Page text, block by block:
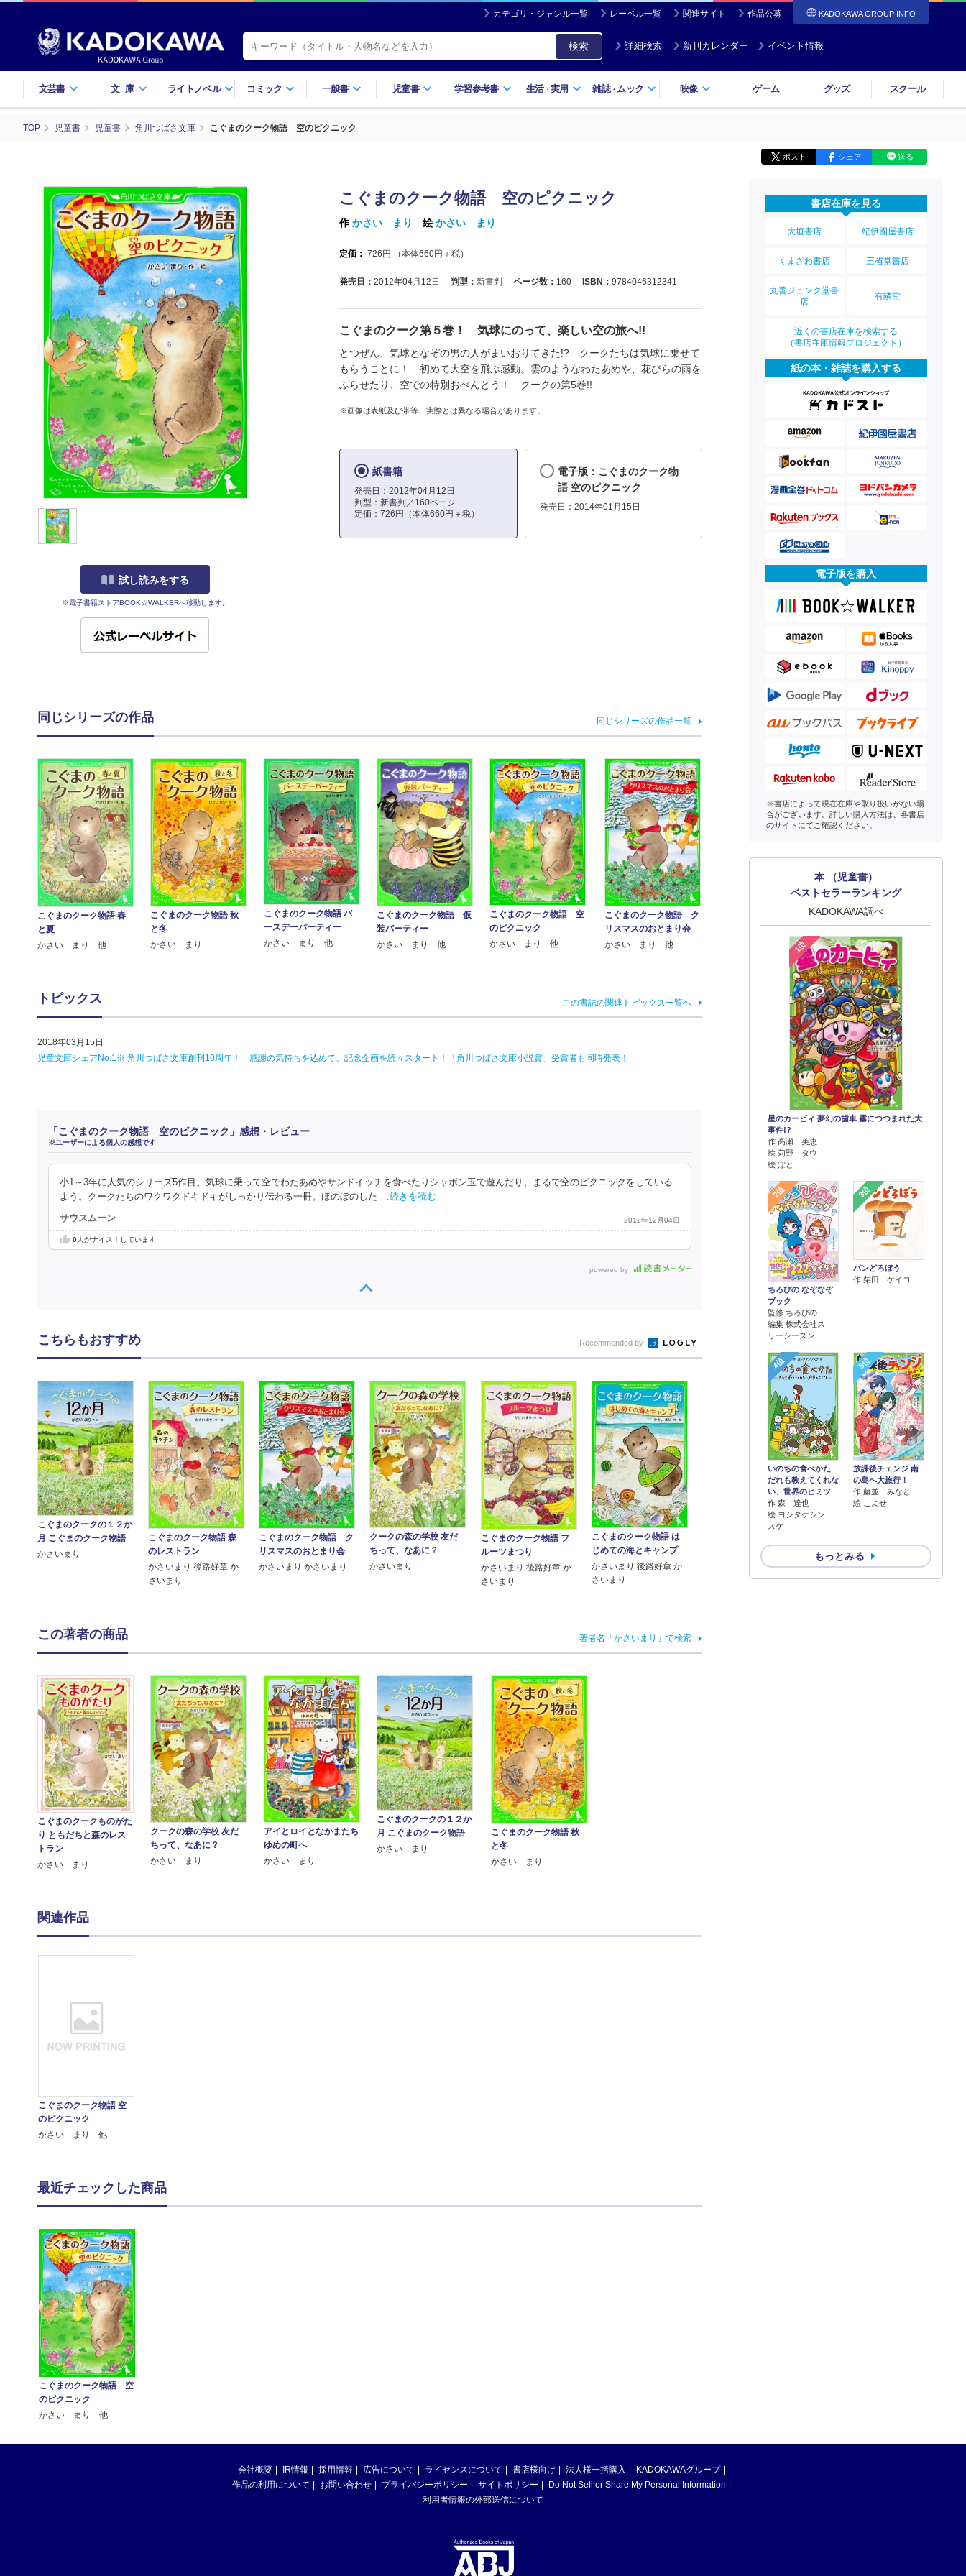
カテゴリ・ジャンル一覧 レーベル一覧 関連サイト 作品公募 KADOKAWA GROUP INFO
検索 詳細検索 新刊カレンダー イベント情報
文芸書 文庫 ライトノベル コミック 一般書 児童書 学習参考書 生活・実用 雑誌・ ムック 映像 ゲーム グッズ スクール
TOP 児童書 児童書 角川つばさ文庫 こぐまのクーク物語 空のピクニック
ポスト シェア 送る
試し読みをする
※電子書籍ストアBOOK☆WALKERへ移動します。
こぐまのクーク物語 空のピクニック
作かさい まり 絵かさい まり
定価： 726 円 （本体660円＋税）
発売日： 2012年04月12日 判型： 新書判 ページ数： 160 ISBN： 9784046312341
こぐまのクーク第５巻！ 気球にのって、楽しい空の旅へ!!
とつぜん、気球となぞの男の人がまいおりてきた!? クークたちは気球に乗せて
もらうことに！ 初めて大空を飛ぶ感動。雲のようなわたあめや、花びらの雨を
ふらせたり、空での特別おべんとう！ クークの第5巻!!
※画像は表紙及び帯等、実際とは異なる場合があります。
紙書籍
発売日：2012年04月12日
判型：新書判／160ページ
定価：726円（本体660円＋税）
電子版：こぐまのクーク物
語 空のピクニック
発売日：2014年01月15日
同じシリーズの作品 同じシリーズの作品一覧
こぐまのクーク物語 春
と夏
かさい まり 他
こぐまのクーク物語 秋
と冬
かさい まり
こぐまのクーク物語 バ
ースデーパーティー
かさい まり 他
こぐまのクーク物語 仮
装パーティー
かさい まり 他
こぐまのクーク物語 空
のピクニック
かさい まり 他
こぐまのクーク物語 ク
リスマスのおとまり会
かさい まり 他
トピックス この書誌の関連トピックス一覧へ
2018年03月15日
児童文庫シェアNo.1※ 角川つばさ文庫創刊10周年！ 感謝の気持ちを込めて、記念企画を続々スタート！「角川つばさ文庫小説賞」受賞者も同時発表！
「こぐまのクーク物語 空のピクニック」感想・レビュー
※ユーザーによる個人の感想です
小1～3年に人気のシリーズ5作目。気球に乗って空でわたあめやサンドイッチを食べたりシャボン玉で遊んだり、まるで空のピクニックをしている
よう。クークたちのワクワクドキドキがしっかり伝わる一冊。ほのぼのした …続きを読む
サウスムーン 2012年12月04日
0人がナイス！しています
powered by
書店在庫を見る
大垣書店 紀伊國屋書店
くまざわ書店 三省堂書店
丸善ジュンク堂書
店
有隣堂
近くの書店在庫を検索する
（書店在庫情報プロジェクト）
紙の本・雑誌を購入する
電子版を購入
※書店によって現在在庫や取り扱いがない場
合がございます。詳しい購入方法は、各書店
のサイトにてご確認ください。
本 （児童書）
ベストセラーランキング
KADOKAWA調べ
1位
星のカービィ 夢幻の歯車 霧につつまれた大
事件!?
作 高瀬 美恵
絵 苅野 タウ
絵 ぽと
2位
ちろぴの なぞなぞ
ブック
監修 ちろぴの
編集 株式会社ス
リーシーズン
3位
パンどろぼう
作 柴田 ケイコ
4位
いのちの食べかた
だれも教えてくれな
い、世界のヒミツ
作 森 達也
絵 ヨシタケシン
スケ
5位
放課後チェンジ 南
の島へ大旅行！
作 藤並 みなと
絵 こよせ
もっとみる
こちらもおすすめ Recommended by
こぐまのクークの１２か
月 こぐまのクーク物語
かさいまり
こぐまのクーク物語 森
のレストラン
かさいまり 後路好章 か
さいまり
こぐまのクーク物語 ク
リスマスのおとまり会
かさいまり かさいまり
クークの森の学校 友だ
ちって、なあに？
かさいまり
こぐまのクーク物語 フ
ルーツまつり
かさいまり 後路好章 か
さいまり
こぐまのクーク物語 は
じめての海とキャンプ
かさいまり 後路好章 か
さいまり
この著者の商品 著者名「かさいまり」で検索
こぐまのクークものがた
り ともだちと森のレス
トラン
かさい まり
クークの森の学校 友だ
ちって、なあに？
かさい まり
アイとロイとなかまたち
ゆめの町へ
かさい まり
こぐまのクークの１２か
月 こぐまのクーク物語
かさい まり
こぐまのクーク物語 秋
と冬
かさい まり
関連作品
こぐまのクーク物語 空
のピクニック
かさい まり 他
最近チェックした商品
こぐまのクーク物語 空
のピクニック
かさい まり 他
会社概要 IR情報 採用情報 広告について ライセンスについて 書店様向け 法人様一括購入
KADOKAWAグループ
作品の利用について
お問い合わせ プライバシーポリシー サイトポリシー
Do Not Sell or Share My Personal Information
利用者情報の外部送信について